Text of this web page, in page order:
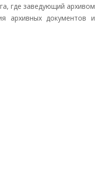
где заведующий архивом
архивных документов и